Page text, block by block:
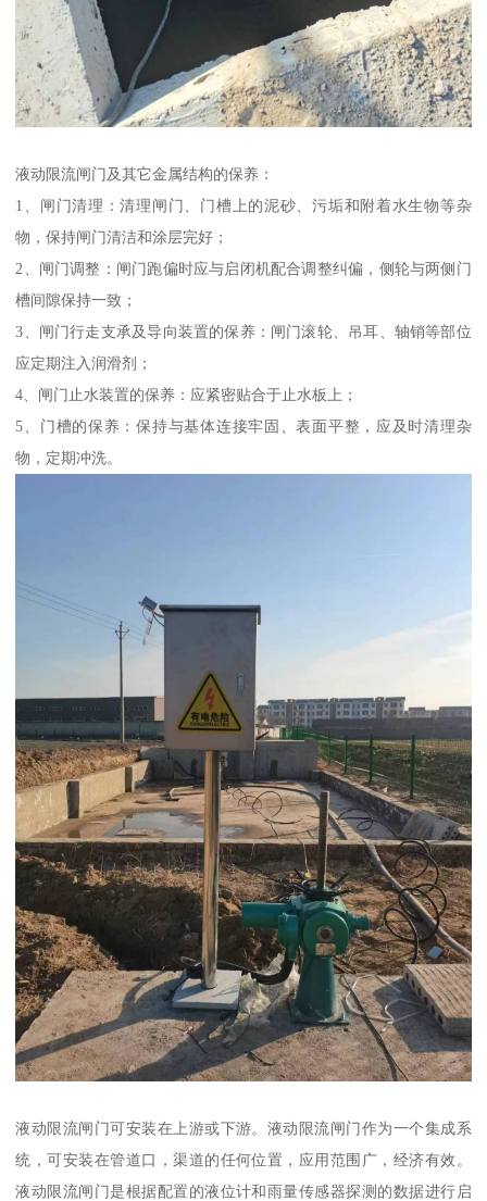
液动限流闸门及其它金属结构的保养：
1、闸门清理：清理闸门、门槽上的泥砂、污垢和附着水生物等杂
物，保持闸门清洁和涂层完好；
2、闸门调整：闸门跑偏时应与启闭机配合调整纠偏，侧轮与两侧门
槽间隙保持一致；
3、闸门行走支承及导向装置的保养：闸门滚轮、吊耳、轴销等部位
应定期注入润滑剂；
4、闸门止水装置的保养：应紧密贴合于止水板上；
5、门槽的保养：保持与基体连接牢固、表面平整，应及时清理杂
物，定期冲洗。
液动限流闸门可安装在上游或下游。液动限流闸门作为一个集成系
统，可安装在管道口，渠道的任何位置，应用范围广，经济有效。
液动限流闸门是根据配置的液位计和雨量传感器探测的数据进行启